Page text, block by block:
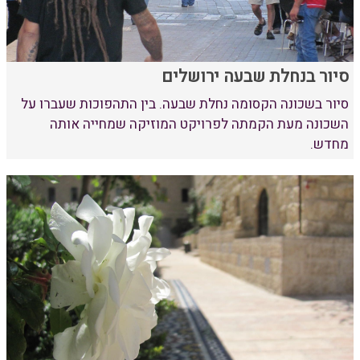
סיור בנחלת שבעה ירושלים
סיור בשכונה הקסומה נחלת שבעה. בין התהפוכות שעברו על
השכונה מעת הקמתה לפרויקט המוזיקה שמחייה אותה
מחדש.